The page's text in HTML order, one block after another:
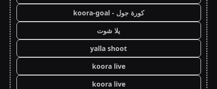
كورة جول - koora-goal
يلا شوت
yalla shoot
koora live
koora live